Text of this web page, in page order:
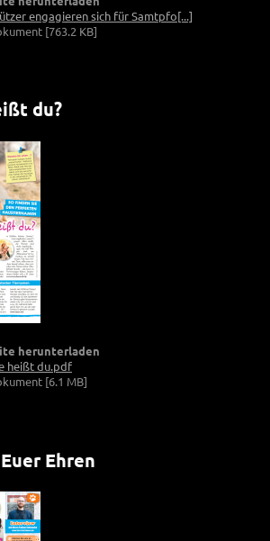
engagieren sich für Samtpfo[...]
[763.2 KB]
du?
herunterladen
heißt du.pdf
[6.1 MB]
Ehren